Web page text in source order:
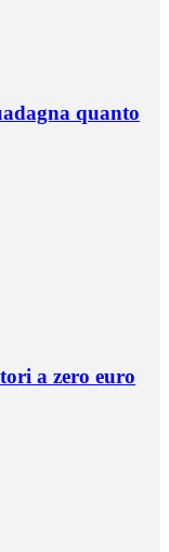
quanto
a zero euro